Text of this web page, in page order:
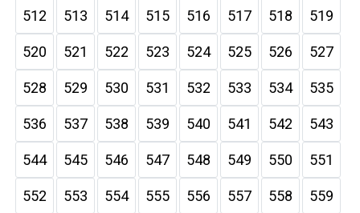
512 513 514 515 516 517 518 519
520 521 522 523 524 525 526 527
528 529 530 531 532 533 534 535
536 537 538 539 540 541 542 543
544 545 546 547 548 549 550 551
552 553 554 555 556 557 558 559